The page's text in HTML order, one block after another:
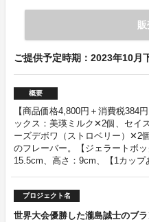
ご提供予定時期：2023年10月
概要
【商品価格4,800円＋消費税384
ックス：美瑛ミルク✕2個、セイ
ーズデボワ（ストロベリー）✕2
のフレーバー。【ジェラートボ
15.5cm、高さ：9cm、【1カップ
プロジェクト名
世界大会優勝した瀧島誠士のブ